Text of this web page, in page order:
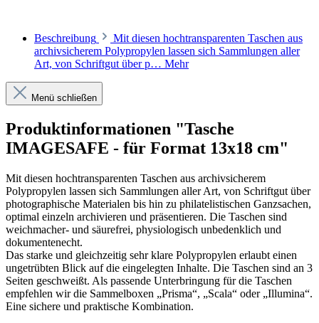
Beschreibung
Mit diesen hochtransparenten Taschen aus
archivsicherem Polypropylen lassen sich Sammlungen aller
Art, von Schriftgut über p… Mehr
Menü schließen
Produktinformationen "Tasche
IMAGESAFE - für Format 13x18 cm"
Mit diesen hochtransparenten Taschen aus archivsicherem
Polypropylen lassen sich Sammlungen aller Art, von Schriftgut über
photographische Materialen bis hin zu philatelistischen Ganzsachen,
optimal einzeln archivieren und präsentieren. Die Taschen sind
weichmacher- und säurefrei, physiologisch unbedenklich und
dokumentenecht.
Das starke und gleichzeitig sehr klare Polypropylen erlaubt einen
ungetrübten Blick auf die eingelegten Inhalte. Die Taschen sind an 3
Seiten geschweißt. Als passende Unterbringung für die Taschen
empfehlen wir die Sammelboxen „Prisma“, „Scala“ oder „Illumina“.
Eine sichere und praktische Kombination.